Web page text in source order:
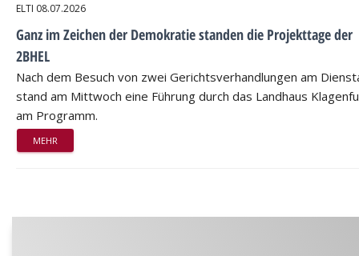
ELTI 08.07.2026
Ganz im Zeichen der Demokratie standen die Projekttage der
2BHEL
Nach dem Besuch von zwei Gerichtsverhandlungen am
stand am Mittwoch eine Führung durch das Landhaus
am Programm.
MEHR